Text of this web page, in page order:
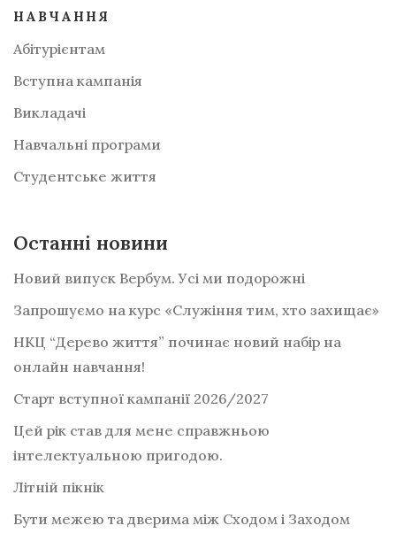
НАВЧАННЯ
Абітурієнтам
Вступна кампанія
Викладачі
Навчальні програми
Студентське життя
Останні новини
Новий випуск Вербум. Усі ми подорожні
Запрошуємо на курс «Служіння тим, хто захищає»
НКЦ “Дерево життя” починає новий набір на
онлайн навчання!
Старт вступної кампанії 2026/2027
Цей рік став для мене справжньою
інтелектуальною пригодою.
Літній пікнік
Бути межею та дверима між Сходом і Заходом